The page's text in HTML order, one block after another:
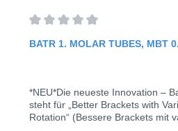
BATR 1. MOLAR TUBES, MBT
*NEU*Die neueste Innovation –
steht für „Better Brackets with
Rotation“ (Bessere Brackets mit